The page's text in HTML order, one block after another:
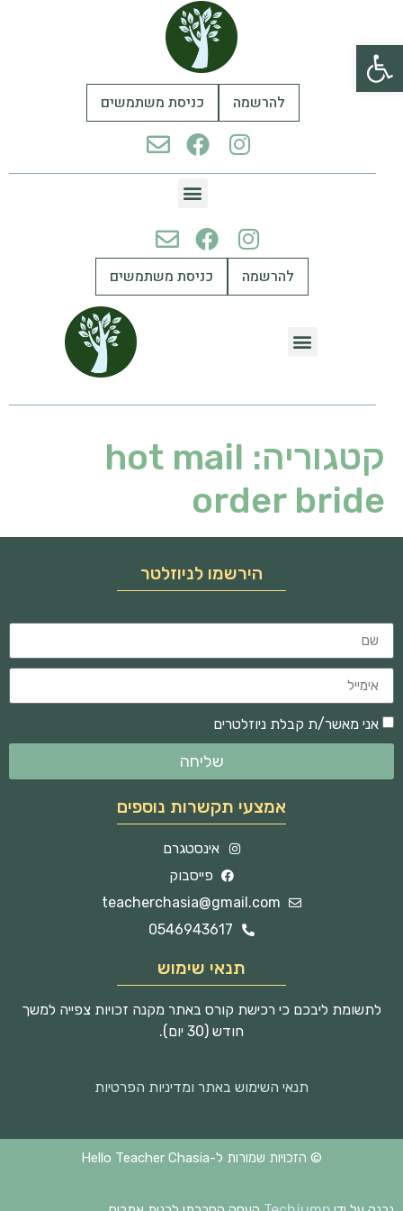
פתח סרגל נגישות
להרשמה כניסת משתמשים
להרשמה כניסת משתמשים
קטגוריה: hot mail
order bride
הירשמו לניוזלטר
אני מאשר/ת קבלת ניוזלטרים
שליחה
אמצעי תקשרות נוספים
אינסטגרם
פייסבוק
teacherchasia@gmail.com
0546943617
תנאי שימוש
לתשומת ליבכם כי רכישת קורס באתר מקנה זכויות צפייה למשך
חודש (30 יום).
תנאי השימוש באתר ומדיניות הפרטיות
© הזכויות שמורות ל-Hello Teacher Chasia